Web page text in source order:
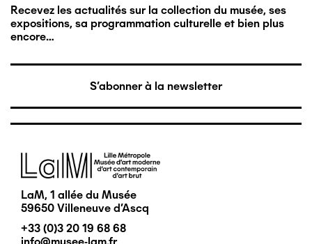
Recevez les actualités sur la collection du musée, ses
expositions, sa programmation culturelle et bien plus
encore…
S'abonner à la newsletter
Image
LaM, 1 allée du Musée
59650 Villeneuve d'Ascq
+33 (0)3 20 19 68 68